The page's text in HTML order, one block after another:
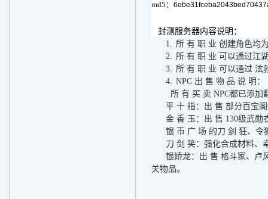
md5 ：
封测服务器内容说明：
1. 所 有 职 业 创建角色均
2. 所 有 职 业 可以通过江
3. 所 有 职 业 可以通过 泫
4. NPC 出 售 物 品 说 明：
所 有 买 卖 NPC都已添加
平 十 指：出 售 部分百宝
金 香 玉：出 售 130级武勋
银 币 广 场 的刀 剑 狂、令
刀 剑 笑：强化合成材料、
银娇龙：出 售 格斗家、卢
关物品。